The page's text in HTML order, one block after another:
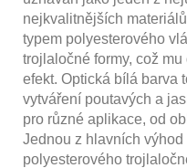
nejkvalitnějších
typem polyesterového
trojlaločné formy, což
efekt. Optická bílá barva
vytváření poutavých a
pro různé aplikace, od
Jednou z hlavních
polyesterového